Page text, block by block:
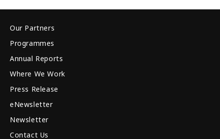
Our Partners
Programmes
Annual Reports
Where We Work
Press Release
eNewsletter
Newsletter
Contact Us